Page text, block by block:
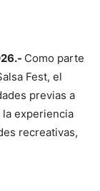
Como parte
Fest, el
previas a
experiencia
recreativas,